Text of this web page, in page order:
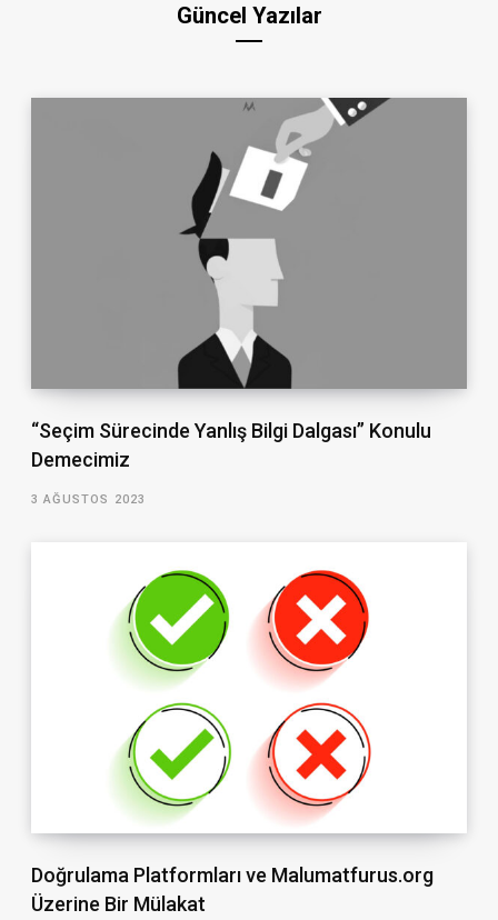
Güncel Yazılar
“Seçim Sürecinde Yanlış Bilgi Dalgası” Konulu
Demecimiz
3 AĞUSTOS 2023
Doğrulama Platformları ve Malumatfurus.org
Üzerine Bir Mülakat